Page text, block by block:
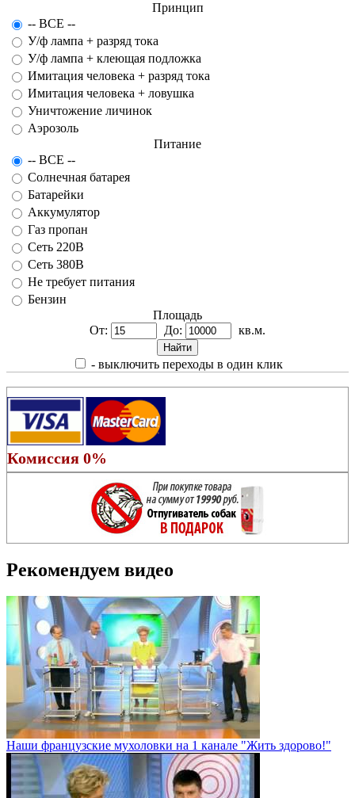
Принцип
-- ВСЕ --
У/ф лампа + разряд тока
У/ф лампа + клеющая подложка
Имитация человека + разряд тока
Имитация человека + ловушка
Уничтожение личинок
Аэрозоль
Питание
-- ВСЕ --
Солнечная батарея
Батарейки
Аккумулятор
Газ пропан
Сеть 220В
Сеть 380В
Не требует питания
Бензин
Площадь
От:
До: кв.м.
- выключить переходы в один клик
Комиссия 0%
Рекомендуем видео
Наши французские мухоловки на 1 канале "Жить здорово!"